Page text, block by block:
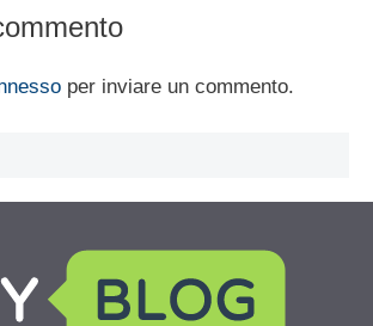
per inviare un commento.